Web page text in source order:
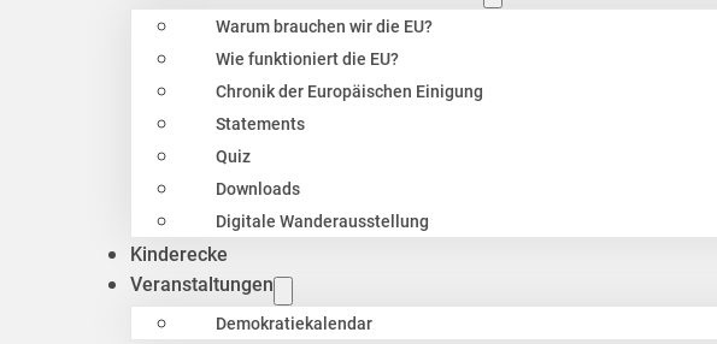
Warum brauchen wir die EU?
Wie funktioniert die EU?
Chronik der Europäischen Einigung
Statements
Quiz
Downloads
Digitale Wanderausstellung
Kinderecke
Veranstaltungen
Demokratiekalendar